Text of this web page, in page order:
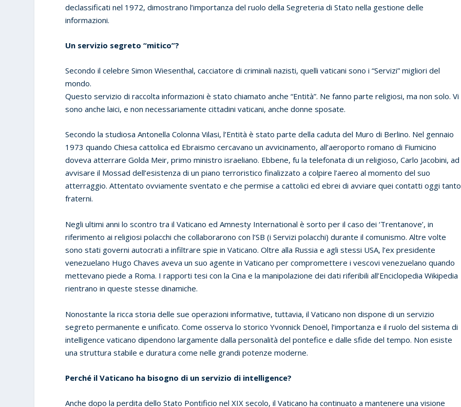
declassificati nel 1972, dimostrano l’importanza del ruolo della Segreteria di Stato nella gestione delle
informazioni.
Un servizio segreto “mitico”?
Secondo il celebre Simon Wiesenthal, cacciatore di criminali nazisti, quelli vaticani sono i “Servizi” migliori del
mondo.
Questo servizio di raccolta informazioni è stato chiamato anche “Entità”. Ne fanno parte religiosi, ma non solo. Vi
sono anche laici, e non necessariamente cittadini vaticani, anche donne sposate.
Secondo la studiosa Antonella Colonna Vilasi, l’Entità è stato parte della caduta del Muro di Berlino. Nel gennaio
1973 quando Chiesa cattolica ed Ebraismo cercavano un avvicinamento, all’aeroporto romano di Fiumicino
doveva atterrare Golda Meir, primo ministro israeliano. Ebbene, fu la telefonata di un religioso, Carlo Jacobini, ad
avvisare il Mossad dell’esistenza di un piano terroristico finalizzato a colpire l’aereo al momento del suo
atterraggio. Attentato ovviamente sventato e che permise a cattolici ed ebrei di avviare quei contatti oggi tanto
fraterni.
Negli ultimi anni lo scontro tra il Vaticano ed Amnesty International è sorto per il caso dei ‘Trentanove’, in
riferimento ai religiosi polacchi che collaborarono con l’SB (i Servizi polacchi) durante il comunismo. Altre volte
sono stati governi autocrati a infiltrare spie in Vaticano. Oltre alla Russia e agli stessi USA, l’ex presidente
venezuelano Hugo Chaves aveva un suo agente in Vaticano per compromettere i vescovi venezuelano quando
mettevano piede a Roma. I rapporti tesi con la Cina e la manipolazione dei dati riferibili all’Enciclopedia Wikipedia
rientrano in queste stesse dinamiche.
Nonostante la ricca storia delle sue operazioni informative, tuttavia, il Vaticano non dispone di un servizio
segreto permanente e unificato. Come osserva lo storico Yvonnick Denoël, l’importanza e il ruolo del sistema di
intelligence vaticano dipendono largamente dalla personalità del pontefice e dalle sfide del tempo. Non esiste
una struttura stabile e duratura come nelle grandi potenze moderne.
Perché il Vaticano ha bisogno di un servizio di intelligence?
Anche dopo la perdita dello Stato Pontificio nel XIX secolo, il Vaticano ha continuato a mantenere una visione